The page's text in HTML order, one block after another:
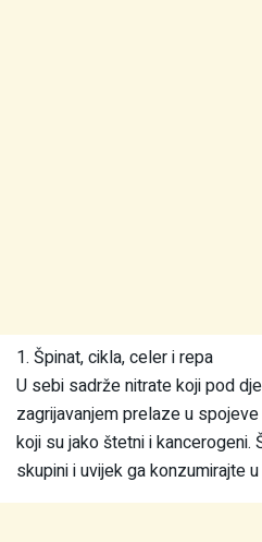
1. Špinat, cikla, celer i repa
U sebi sadrže nitrate koji pod
zagrijavanjem prelaze u
koji su jako štetni i kancerogeni.
skupini i uvijek ga konzumirajte